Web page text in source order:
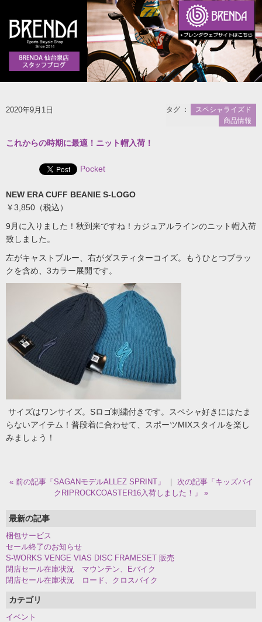
2020年9月1日 タグ ：
スペシャライズド
商品情報
これからの時期に最適！ニット帽入荷！
Pocket
NEW ERA CUFF BEANIE S-LOGO
￥3,850（税込）
9月に入りました！秋到来ですね！カジュアルラインのニット帽入荷
致しました。
左がキャストブルー、右がダスティターコイズ。もうひとつブラッ
クを含め、3カラー展開です。
サイズはワンサイズ。Sロゴ刺繍付きです。スペシャ好きにはたま
らないアイテム！普段着に合わせて、スポーツMIXスタイルを楽し
みましょう！
« 前の記事「SAGANモデルALLEZ SPRINT」 ｜ 次の記事「キッズバイ
クRIPROCKCOASTER16入荷しました！」 »
最新の記事
梱包サービス
セール終了のお知らせ
S-WORKS VENGE VIAS DISC FRAMESET 販売
閉店セール在庫状況 マウンテン、Eバイク
閉店セール在庫状況 ロード、クロスバイク
カテゴリ
イベント